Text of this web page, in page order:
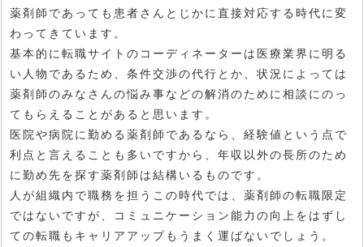
薬剤師であっても患者さんとじかに直接対応する時代に変
わってきています。
基本的に転職サイトのコーディネーターは医療業界に明る
い人物であるため、条件交渉の代行とか、状況によっては
薬剤師のみなさんの悩み事などの解消のために相談にのっ
てもらえることがあると思います。
医院や病院に勤める薬剤師であるなら、経験値という点で
利点と言えることも多いですから、年収以外の長所のため
に勤め先を探す薬剤師は結構いるものです。
人が組織内で職務を担うこの時代では、薬剤師の転職限定
ではないですが、コミュニケーション能力の向上をはずし
ての転職もキャリアアップもうまく運ばないでしょう。